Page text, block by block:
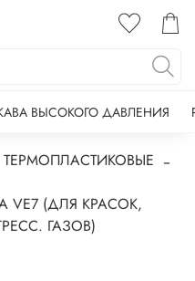
ВЫСОКОГО ДАВЛЕНИЯ
ТЕРМОПЛАСТИКОВЫЕ
VE7 (ДЛЯ КРАСОК,
ГАЗОВ)